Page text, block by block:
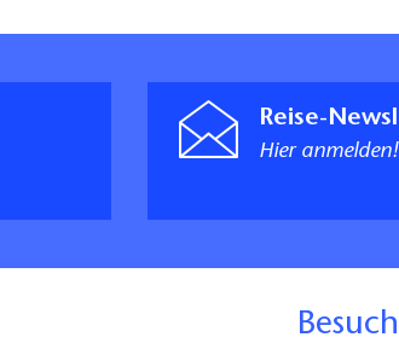
Reise-
Hier anmelden!
B